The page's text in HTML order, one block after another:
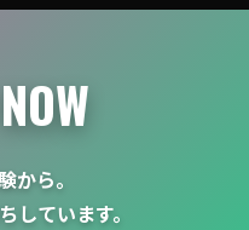
から。
しています。